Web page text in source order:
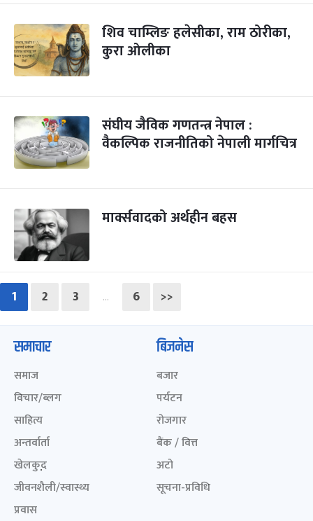
शिव चाम्लिङ हलेसीका, राम ठोरीका,
कुरा ओलीका
संघीय जैविक गणतन्त्र नेपाल :
वैकल्पिक राजनीतिको नेपाली मार्गचित्र
मार्क्सवादको अर्थहीन बहस
1 2 3 … 6 >>
समाचार
समाज
विचार/ब्लग
साहित्य
अन्तर्वार्ता
खेलकुद़़
जीवनशैली/स्वास्थ्य
प्रवास
बिजनेस
बजार
पर्यटन
रोजगार
बैंक / वित्त
अटो
सूचना-प्रविधि